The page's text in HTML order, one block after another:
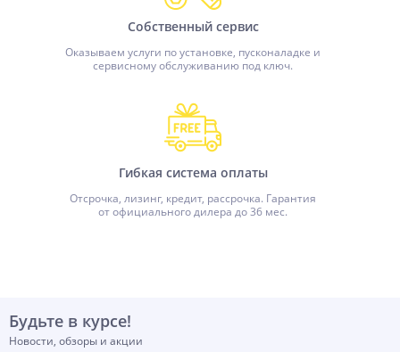
Собственный сервис
Оказываем услуги по установке, пусконаладке и
сервисному обслуживанию под ключ.
Гибкая система оплаты
Отсрочка, лизинг, кредит, рассрочка. Гарантия
от официального дилера до 36 мес.
Будьте в курсе!
Новости, обзоры и акции